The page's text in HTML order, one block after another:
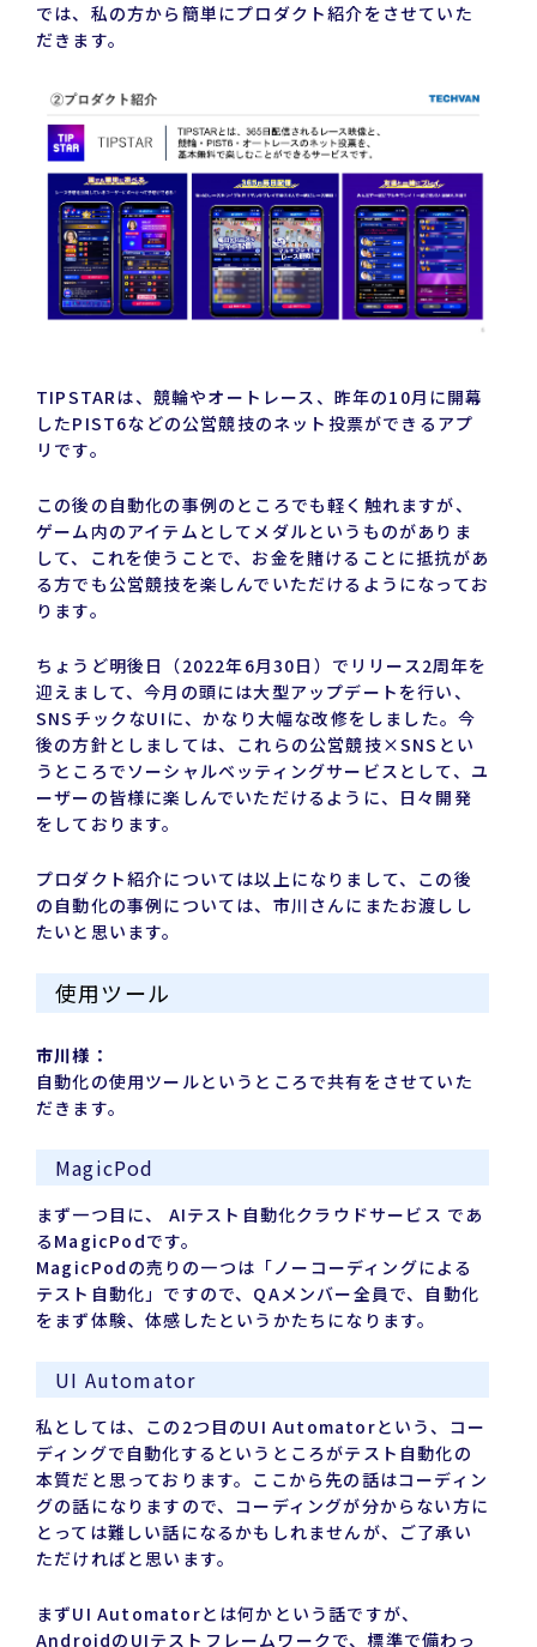
では、私の方から簡単にプロダクト紹介をさせていた
だきます。
TIPSTARは、競輪やオートレース、昨年の10月に開幕
したPIST6などの公営競技のネット投票ができるアプ
リです。
この後の自動化の事例のところでも軽く触れますが、
ゲーム内のアイテムとしてメダルというものがありま
して、これを使うことで、お金を賭けることに抵抗があ
る方でも公営競技を楽しんでいただけるようになってお
ります。
ちょうど明後日（2022年6月30日）でリリース2周年を
迎えまして、今月の頭には大型アップデートを行い、
SNSチックなUIに、かなり大幅な改修をしました。今
後の方針としましては、これらの公営競技×SNSとい
うところでソーシャルベッティングサービスとして、ユ
ーザーの皆様に楽しんでいただけるように、日々開発
をしております。
プロダクト紹介については以上になりまして、この後
の自動化の事例については、市川さんにまたお渡しし
たいと思います。
使用ツール
市川様：
自動化の使用ツールというところで共有をさせていた
だきます。
MagicPod
まず一つ目に、 AIテスト自動化クラウドサービス であ
るMagicPodです。
MagicPodの売りの一つは「ノーコーディングによる
テスト自動化」ですので、QAメンバー全員で、自動化
をまず体験、体感したというかたちになります。
UI Automator
私としては、この2つ目のUI Automatorという、コー
ディングで自動化するというところがテスト自動化の
本質だと思っております。ここから先の話はコーディン
グの話になりますので、コーディングが分からない方に
とっては難しい話になるかもしれませんが、ご了承い
ただければと思います。
まずUI Automatorとは何かという話ですが、
AndroidのUIテストフレームワークで、標準で備わっ